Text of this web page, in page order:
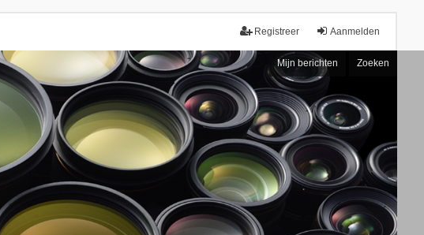
Aanmelden
Registreer
Mijn berichten Zoeken